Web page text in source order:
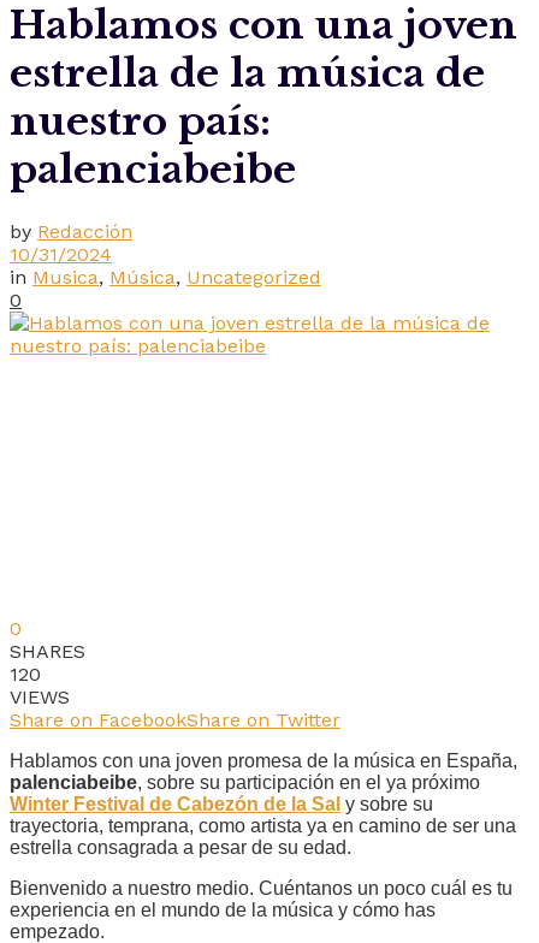
Hablamos con una joven
estrella de la música de
nuestro país:
palenciabeibe
by Redacción
10/31/2024
in Musica, Música, Uncategorized
0
0
SHARES
120
VIEWS
Share on FacebookShare on Twitter
Hablamos con una joven promesa de la música en España,
palenciabeibe, sobre su participación en el ya próximo
Winter Festival de Cabezón de la Sal y sobre su
trayectoria, temprana, como artista ya en camino de ser una
estrella consagrada a pesar de su edad.
Bienvenido a nuestro medio. Cuéntanos un poco cuál es tu
experiencia en el mundo de la música y cómo has
empezado.